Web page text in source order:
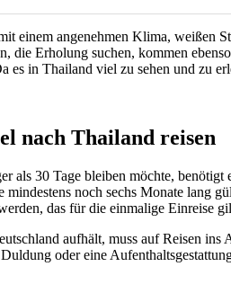
einem angenehmen Klima, weißen
die Erholung suchen, kommen
es in Thailand viel zu sehen und zu
nach Thailand reisen
als 30 Tage bleiben möchte,
mindestens noch sechs Monate lang
das für die einmalige Einreise
aufhält, muss auf Reisen
oder eine